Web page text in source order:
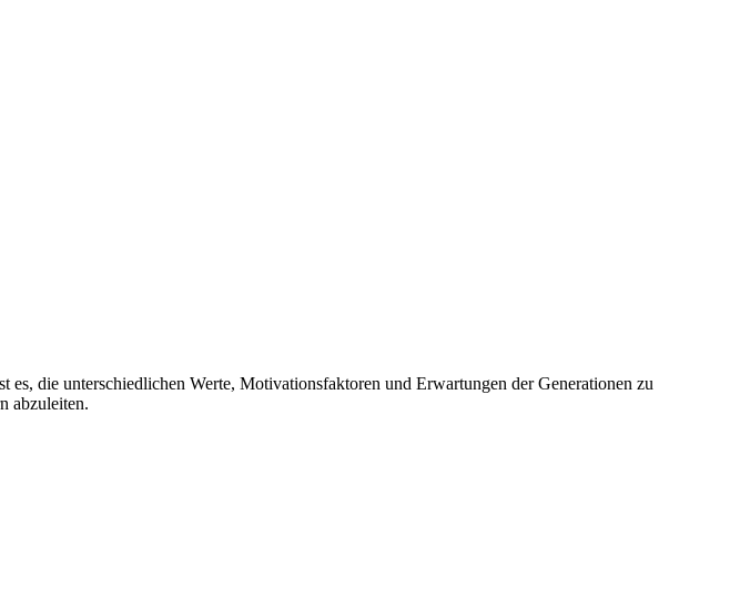
die unterschiedlichen Werte, Motivationsfaktoren und Erwartungen der Generationen zu
abzuleiten.